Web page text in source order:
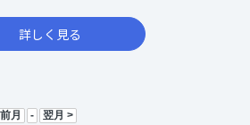
詳しく見る